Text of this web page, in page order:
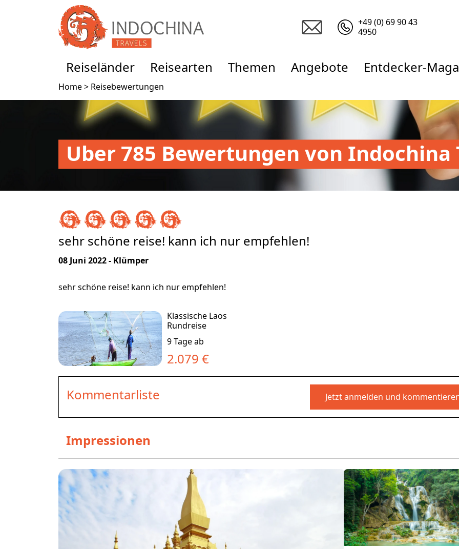
+49 (0) 69 90 43
4950
Reiseländer Reisearten Themen Angebote Entdecker-
Home > Reisebewertungen
Uber 785 Bewertungen von Indochina
sehr schöne reise! kann ich nur empfehlen!
08 Juni 2022 - Klümper
sehr schöne reise! kann ich nur empfehlen!
Klassische Laos
Rundreise
9 Tage ab
2.079 €
Kommentarliste Jetzt anmelden und
Impressionen